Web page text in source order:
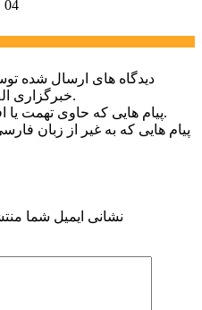
04 مرداد 1405 - 26 ژوئیه 2026
دیدگاه های ارسال شده
خبرگزاری الف در وب منتشر خواهد شد.
پیام هایی که حاوی تهمت یا افترا باشد منتشر نخواهد شد.
پیام هایی که به غیر از زبان
نشانی ایمیل شما